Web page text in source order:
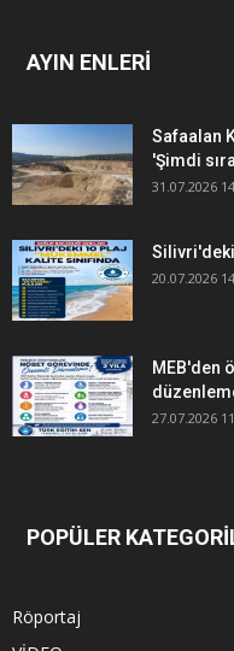
AYIN ENLERİ
Safaalan
'Şimdi
31.07.2026
Silivri'deki
20.07.2026
MEB'den
27.07.2026
POPÜLER
Röportaj